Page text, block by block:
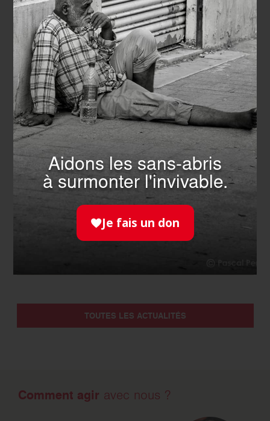
SOLIDARITÉ- 17.07.2026
Canicule : l’Ordre de Malte
France sur tous les fronts
TOUTES LES ACTUALITÉS
Comment agir avec nous ?
Aidons les sans-abris
à surmonter l'invivable.
Je fais un don